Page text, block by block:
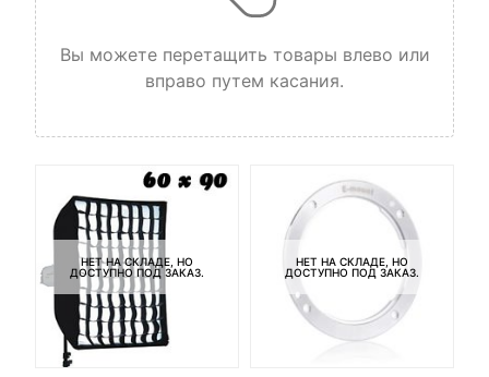
Вы можете перетащить товары влево или
вправо путем касания.
НЕТ НА СКЛАДЕ, НО
ДОСТУПНО ПОД ЗАКАЗ.
НЕТ НА СКЛАДЕ, НО
ДОСТУПНО ПОД ЗАКАЗ.